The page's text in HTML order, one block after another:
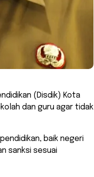
(Disdik) Kota
dan guru agar tidak
baik negeri
sanksi sesuai